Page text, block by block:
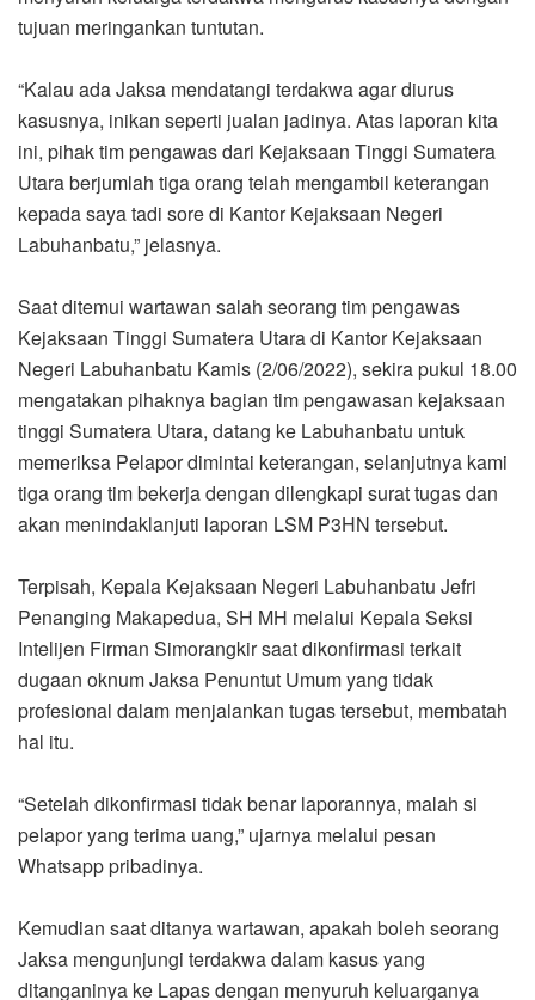
tujuan meringankan tuntutan.
“Kalau ada Jaksa mendatangi terdakwa agar diurus
kasusnya, inikan seperti jualan jadinya. Atas laporan kita
ini, pihak tim pengawas dari Kejaksaan Tinggi Sumatera
Utara berjumlah tiga orang telah mengambil keterangan
kepada saya tadi sore di Kantor Kejaksaan Negeri
Labuhanbatu,” jelasnya.
Saat ditemui wartawan salah seorang tim pengawas
Kejaksaan Tinggi Sumatera Utara di Kantor Kejaksaan
Negeri Labuhanbatu Kamis (2/06/2022), sekira pukul 18.00
mengatakan pihaknya bagian tim pengawasan kejaksaan
tinggi Sumatera Utara, datang ke Labuhanbatu untuk
memeriksa Pelapor dimintai keterangan, selanjutnya kami
tiga orang tim bekerja dengan dilengkapi surat tugas dan
akan menindaklanjuti laporan LSM P3HN tersebut.
Terpisah, Kepala Kejaksaan Negeri Labuhanbatu Jefri
Penanging Makapedua, SH MH melalui Kepala Seksi
Intelijen Firman Simorangkir saat dikonfirmasi terkait
dugaan oknum Jaksa Penuntut Umum yang tidak
profesional dalam menjalankan tugas tersebut, membatah
hal itu.
“Setelah dikonfirmasi tidak benar laporannya, malah si
pelapor yang terima uang,” ujarnya melalui pesan
Whatsapp pribadinya.
Kemudian saat ditanya wartawan, apakah boleh seorang
Jaksa mengunjungi terdakwa dalam kasus yang
ditanganinya ke Lapas dengan menyuruh keluarganya